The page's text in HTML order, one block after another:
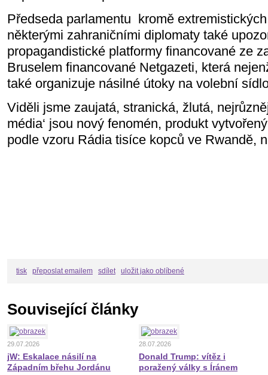
Předseda parlamentu kromě
některými zahraničními diplomaty také
propagandistické platformy financované ze
Bruselem financované Netgazeti, která
také organizuje násilné útoky na volební
Viděli jsme zaujatá, stranická, žlutá,
média‘ jsou nový fenomén, produkt
podle vzoru Rádia tisíce kopců ve Rwandě,
tisk přeposlat emailem sdílet uložit jako oblíbené
Související články
29.07.2026
jW: Eskalace násilí na
Západním břehu Jordánu
28.07.2026
Donald Trump: vítěz i
poražený války s Íránem